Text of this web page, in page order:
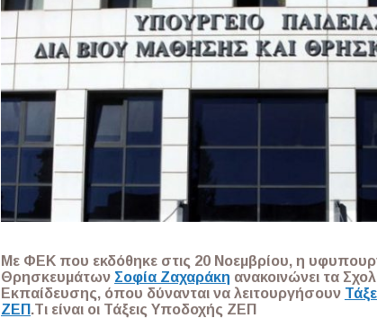
Με ΦΕΚ που εκδόθηκε στις 20 Νοεμβρίου, η
Θρησκευμάτων Σοφία Ζαχαράκη ανακοινώνει τα
Εκπαίδευσης, όπου δύνανται να λειτουργήσουν
ΖΕΠ .Τι είναι οι Τάξεις Υποδοχής ΖΕΠ